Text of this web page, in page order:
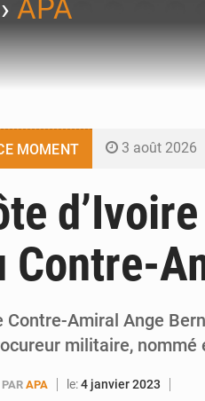
› APA
MOMENT 3 août 2026
3 août 2026
3 août 2026
Contre-
Contre-Amiral Ange
militaire, nommé
APA le:4 janvier 2023